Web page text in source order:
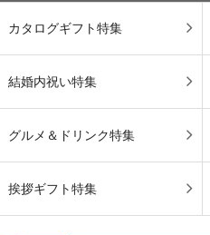
カタログギフト特集
結婚内祝い特集
グルメ＆ドリンク特集
挨拶ギフト特集